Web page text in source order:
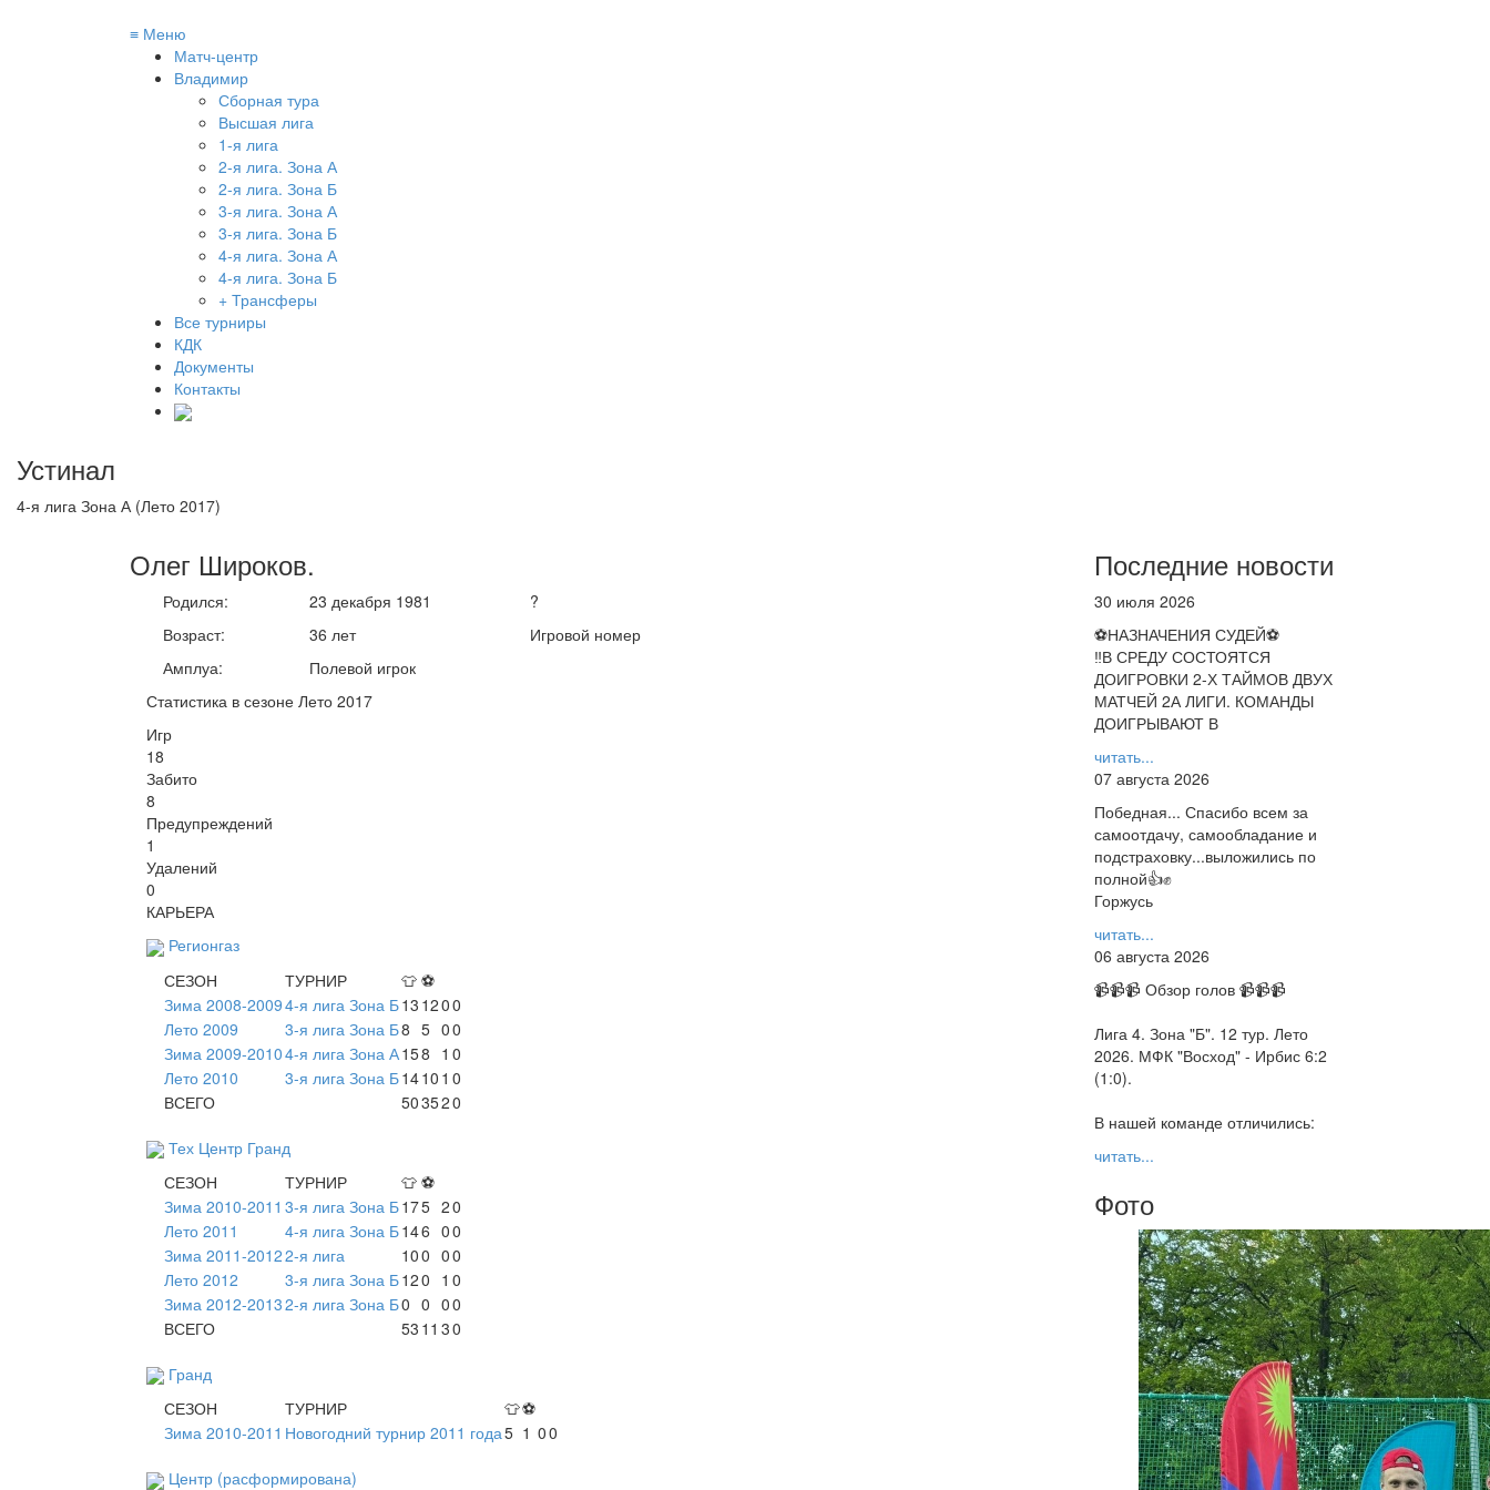
≡ Меню
Матч-центр
Владимир
Сборная тура
Высшая лига
1-я лига
2-я лига. Зона А
2-я лига. Зона Б
3-я лига. Зона А
3-я лига. Зона Б
4-я лига. Зона А
4-я лига. Зона Б
+ Трансферы
Все турниры
КДК
Документы
Контакты
Устинал
4-я лига Зона А (Лето 2017)
Олег Широков.
Родился:
Возраст:
Амплуа:
23 декабря 1981
36 лет
Полевой игрок
?
Игровой номер
Статистика в сезоне Лето 2017
Игр
18
Забито
8
Предупреждений
1
Удалений
0
КАРЬЕРА
Регионгаз
СЕЗОН
ТУРНИР 👕 ⚽
Зима 2008-20094-я лига Зона Б13 1200
Лето 2009
3-я лига Зона Б8 5 00
Зима 2009-20104-я лига Зона А158 1 0
Лето 2010
3-я лига Зона Б1410 1 0
ВСЕГО
503520
Тех Центр Гранд
СЕЗОН
ТУРНИР 👕 ⚽
Зима 2010-2011 3-я лига Зона Б175 20
Лето 2011
4-я лига Зона Б146 00
Зима 2011-20122-я лига 100 00
Лето 2012
3-я лига Зона Б120 1 0
Зима 2012-20132-я лига Зона Б0 0 00
ВСЕГО
53 11 30
Гранд
СЕЗОН
ТУРНИР 👕⚽
Зима 2010-2011 Новогодний турнир 2011 года5 1 00
Центр (расформирована)
Последние новости
30 июля 2026
⚽НАЗНАЧЕНИЯ СУДЕЙ⚽
‼В СРЕДУ СОСТОЯТСЯ
ДОИГРОВКИ 2-Х ТАЙМОВ ДВУХ
МАТЧЕЙ 2А ЛИГИ. КОМАНДЫ
ДОИГРЫВАЮТ В
читать...
07 августа 2026
Победная... Спасибо всем за
самоотдачу, самообладание и
подстраховку...выложились по
полной👍✊
Горжусь
читать...
06 августа 2026
📹📹📹 Обзор голов 📹📹📹
Лига 4. Зона "Б". 12 тур. Лето
2026. МФК "Восход" - Ирбис 6:2
(1:0).
В нашей команде отличились:
читать...
Фото